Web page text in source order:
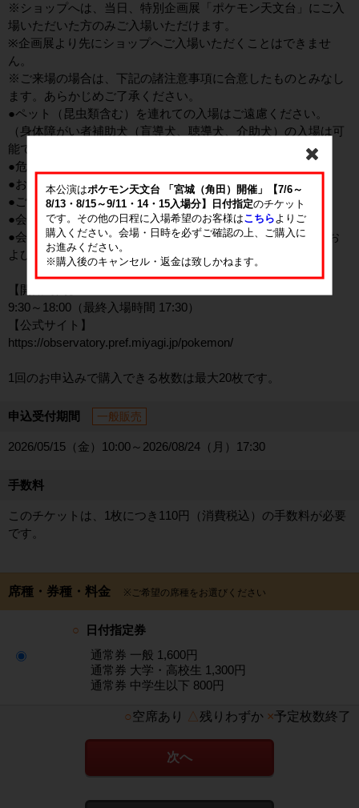
本公演はポケモン天文台 「宮城（角田）開催」【7/6～
8/13・8/15～9/11・14・15入場分】日付指定のチケット
です。その他の日程に入場希望のお客様はこちら よりご
購入ください。会場・日時を必ずご確認の上、ご購入に
お進みください。
※購入後のキャンセル・返金は致しかねます。
※ショップへは、当日、特別企画展「ポケモン天文台」にご入
場いただいた方のみご入場いただけます。
※企画展より先にショップへご入場いただくことはできませ
ん。
※ご来場の場合は、下記の諸注意事項に合意したものとみなし
ます。あらかじめご了承ください。
●ペット（昆虫類含む）を連れての入場はご遠慮ください。
（身体障がい者補助犬（盲導犬、聴導犬、介助犬）の入場は可
能です。）
●危険物、火気の持ち込みはお断りします。
●お酒に酔った方の入場はお断りします。
●ご飲食は決められた場所でお願いします。
●会場敷地内は全面禁煙です。
●会場内でのフラッシュ撮影、三脚、一脚、自撮り棒の使用お
よび動画撮影は禁止です。
【開館時間】
9:30～18:00（最終入場時間 17:30）
【公式サイト】
https://observatory.pref.miyagi.jp/pokemon/
1回のお申込みで購入できる枚数は最大20枚です。
申込受付期間 一般販売
2026/05/15（金）10:00～2026/08/24（月）17:30
手数料
このチケットは、1枚につき110円（消費税込）の手数料が必要
です。
席種・券種・料金 ※ご希望の席種をお選びください
○
日付指定券
通常券 一般 1,600円
通常券 大学・高校生 1,300円
通常券 中学生以下 800円
○空席あり △残りわずか ×予定枚数終了